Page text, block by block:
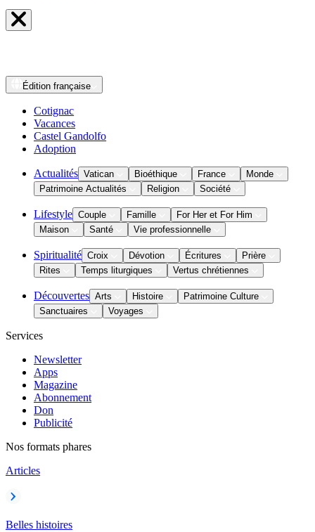
Édition française
Cotignac
Vacances
Castel Gandolfo
Adoption
Actualités Vatican Bioéthique France
Monde
Patrimoine Actualités
Religion Société
Lifestyle Couple Famille
For Her et For Him
Maison
Santé Vie professionnelle
Spiritualité Croix Dévotion Écritures
Prière
Rites
Temps liturgiques Vertus chrétiennes
Découvertes Arts Histoire
Patrimoine Culture
Sanctuaires
Voyages
Services
Newsletter
Apps
Magazine
Abonnement
Don
Publicité
Nos formats phares
Articles
Belles histoires